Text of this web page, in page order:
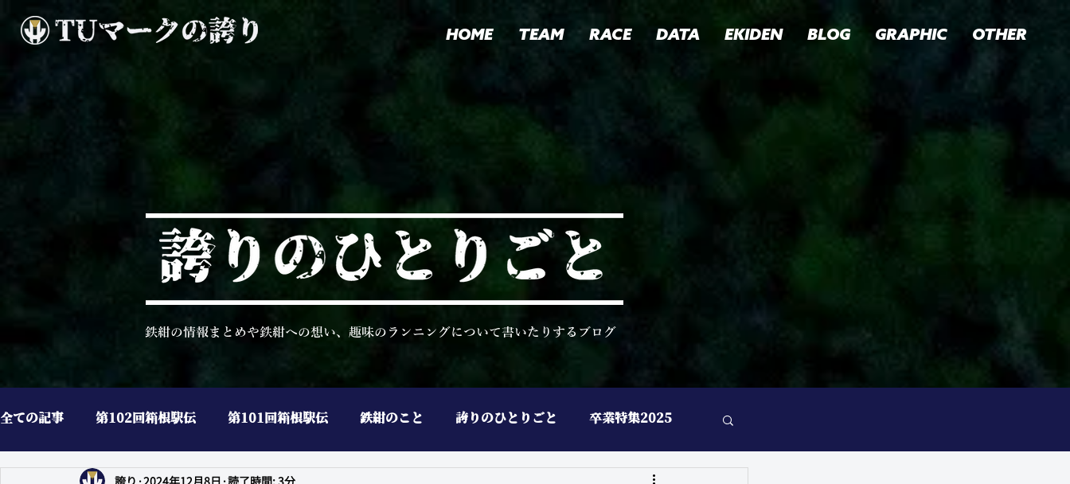
HOME TEAM RACE DATA EKIDEN BLOG GRAPHIC OTHER
鉄紺の情報まとめや鉄紺への想い、趣味のランニングについて書いたりするブログ
全ての記事 第102回箱根駅伝 第101回箱根駅伝 鉄紺のこと 誇りのひとりごと 卒業特集2025
誇り 2024年12月8日 読了時間: 3分